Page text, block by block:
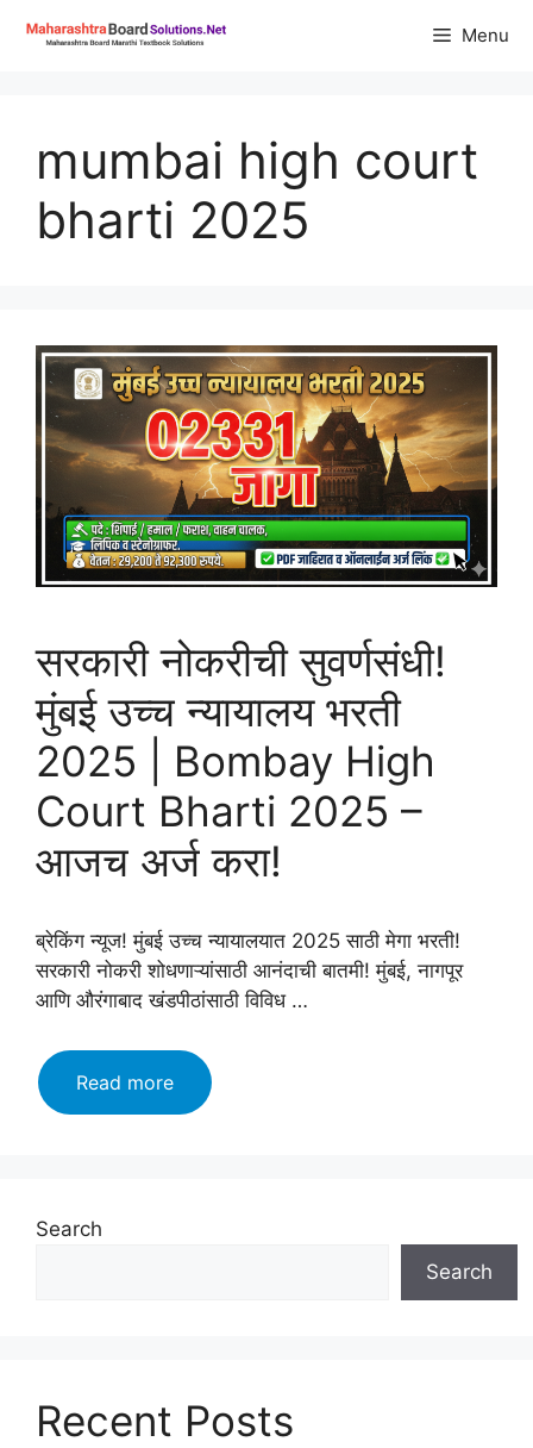
Menu
mumbai high court
bharti 2025
सरकारी नोकरीची सुवर्णसंधी!
मुंबई उच्च न्यायालय भरती
2025 | Bombay High
Court Bharti 2025 –
आजच अर्ज करा!
ब्रेकिंग न्यूज! मुंबई उच्च न्यायालयात 2025 साठी मेगा भरती!
सरकारी नोकरी शोधणाऱ्यांसाठी आनंदाची बातमी! मुंबई, नागपूर
आणि औरंगाबाद खंडपीठांसाठी विविध …
Read moreसरकारी
नोकरीची
Bharti
Search
Search
Recent Posts